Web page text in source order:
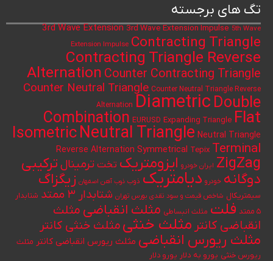
تگ های برجسته
3rd Wave Extension 3rd Wave Extension Impulse 5th Wave
Extension Impulse Contracting Triangle
Contracting Triangle Reverse
Alternation Counter Contracting Triangle
Counter Neutral Triangle Counter Neutral Triangle Reverse
Alternation Diametric Double
Combination EURUSD Expanding Triangle Flat
IsometricNeutral Triangle Neutral Triangle
Reverse Alternation Symmetrical Tepix Terminal
ZigZag ایران خودرو ایزومتریک تختترمینال ترکیبی
دوگانه خودرو دیامتریک ذوب ذوب آهن اصفهان زیگزاگ
سیمتریکال شاخص قیمت و سود نقدی بورس تهران شتابدار ۳ ممتد
شتابدار
۵ ممتد
فلت مثلث انبساطی مثلث انقباضی مثلث
انقباضی کانتر مثلث خنثی مثلث خنثی کانتر
مثلث ریورس انقباضی مثلث ریورس انقباضی کانتر مثلث
ریورس خنثی یورو به دلار یورو دلار